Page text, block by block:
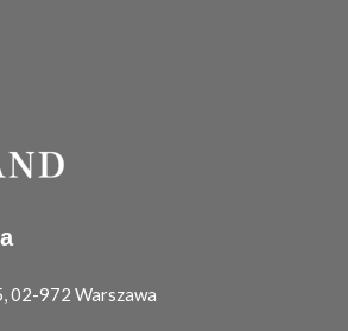
02-972 Warszawa